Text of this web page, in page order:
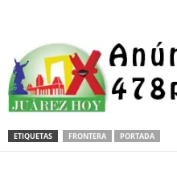
ETIQUETAS FRONTERA PORTADA